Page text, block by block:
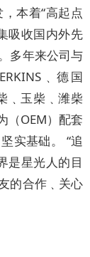
本着“高起点
吸收国内外先
多年来公司与
德国
﹑玉柴﹑潍柴
（OEM）配套
实基础。 “追
是星光人的目
的合作﹑关心